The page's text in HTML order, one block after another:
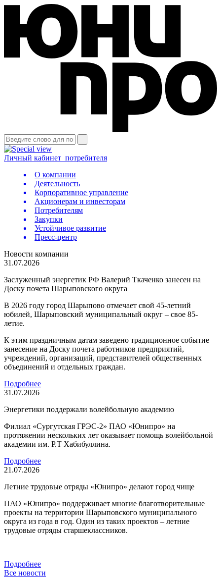
Личный кабинет потребителя
О компании
Деятельность
Корпоративное управление
Акционерам и инвесторам
Потребителям
Закупки
Устойчивое развитие
Пресс-центр
Новости компании
31.07.2026
Заслуженный энергетик РФ Валерий Ткаченко занесен на
Доску почета Шарыповского округа
В 2026 году город Шарыпово отмечает свой 45-летний
юбилей, Шарыповский муниципальный округ – свое 85-
летие.
К этим праздничным датам заведено традиционное событие –
занесение на Доску почета работников предприятий,
учреждений, организаций, представителей общественных
объединений и отдельных граждан.
Подробнее
31.07.2026
Энергетики поддержали волейбольную академию
Филиал «Сургутская ГРЭС-2» ПАО «Юнипро» на
протяжении нескольких лет оказывает помощь волейбольной
академии им. Р.Т Хабибуллина.
Подробнее
21.07.2026
Летние трудовые отряды «Юнипро» делают город чище
ПАО «Юнипро» поддерживает многие благотворительные
проекты на территории Шарыповского муниципального
округа из года в год. Один из таких проектов – летние
трудовые отряды старшеклассников.
Подробнее
Все новости